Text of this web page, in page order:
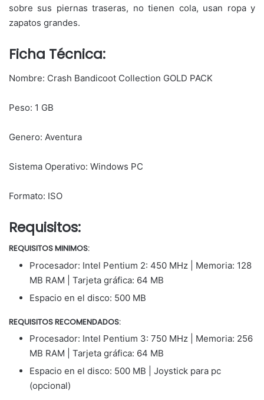
sobre sus piernas traseras, no tienen cola, usan ropa y
zapatos grandes.
Ficha Técnica:
Nombre: Crash Bandicoot Collection GOLD PACK
Peso: 1 GB
Genero: Aventura
Sistema Operativo: Windows PC
Formato: ISO
Requisitos:
REQUISITOS MINIMOS:
Procesador: Intel Pentium 2: 450 MHz | Memoria: 128
MB RAM | Tarjeta gráfica: 64 MB
Espacio en el disco: 500 MB
REQUISITOS RECOMENDADOS:
Procesador: Intel Pentium 3: 750 MHz | Memoria: 256
MB RAM | Tarjeta gráfica: 64 MB
Espacio en el disco: 500 MB | Joystick para pc
(opcional)